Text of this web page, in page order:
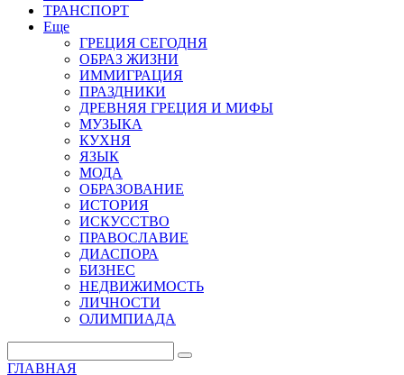
ТРАНСПОРТ
Еще
ГРЕЦИЯ СЕГОДНЯ
ОБРАЗ ЖИЗНИ
ИММИГРАЦИЯ
ПРАЗДНИКИ
ДРЕВНЯЯ ГРЕЦИЯ И МИФЫ
МУЗЫКА
КУХНЯ
ЯЗЫК
МОДА
ОБРАЗОВАНИЕ
ИСТОРИЯ
ИСКУССТВО
ПРАВОСЛАВИЕ
ДИАСПОРА
БИЗНЕС
НЕДВИЖИМОСТЬ
ЛИЧНОСТИ
ОЛИМПИАДА
ГЛАВНАЯ